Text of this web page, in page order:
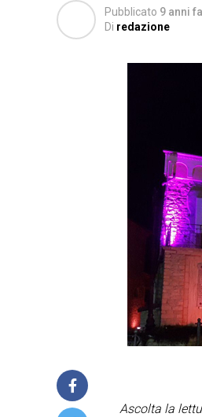
Pubblicato 9 anni fa
Di redazione
Ascolta la